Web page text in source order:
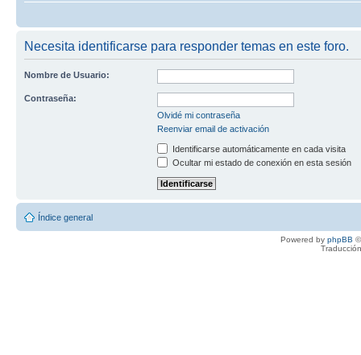
Necesita identificarse para responder temas en este foro.
Nombre de Usuario:
Contraseña:
Olvidé mi contraseña
Reenviar email de activación
Identificarse automáticamente en cada visita
Ocultar mi estado de conexión en esta sesión
Índice general
Powered by phpBB